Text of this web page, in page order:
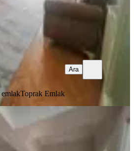
Toprak Emlak
Ara
Aktepe'de Cadde Yakını
Yapılı Masrafsız
5+1 Satılık Dubleks